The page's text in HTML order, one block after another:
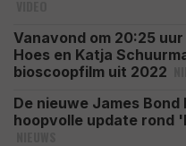
Vanavond om 20:25
Hoes en Katja
bioscoopfilm uit 2022
De nieuwe James
hoopvolle update rond